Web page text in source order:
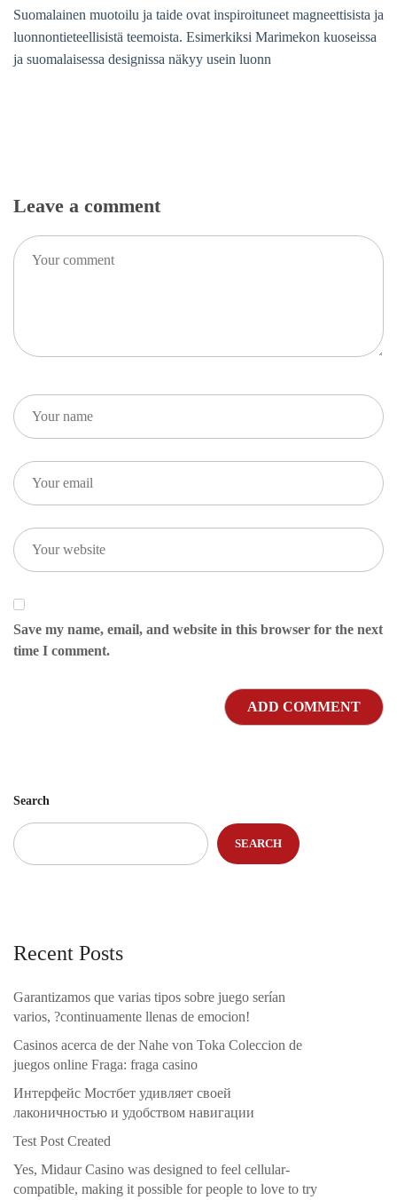
Suomalainen muotoilu ja taide ovat inspiroituneet magneettisista ja
luonnontieteellisistä teemoista. Esimerkiksi Marimekon kuoseissa
ja suomalaisessa designissa näkyy usein luonn
Leave a comment
Save my name, email, and website in this browser for the next
time I comment.
Search
SEARCH
Recent Posts
Garantizamos que varias tipos sobre juego serían
varios, ?continuamente llenas de emocion!
Casinos acerca de der Nahe von Toka Coleccion de
juegos online Fraga: fraga casino
Интерфейс Мостбет удивляет своей
лаконичностью и удобством навигации
Test Post Created
Yes, Midaur Casino was designed to feel cellular-
compatible, making it possible for people to love to try